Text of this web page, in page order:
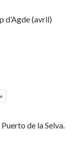
d’Agde (avril)
de la Selva.